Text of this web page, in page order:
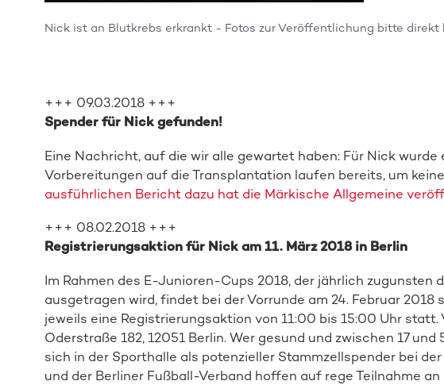
Nick ist an Blutkrebs erkrankt - Fotos zur Veröffentlichung bitte
+++ 09.03.2018 +++
Spender für Nick gefunden!
Eine Nachricht, auf die wir alle gewartet haben: Für Nick
Vorbereitungen auf die Transplantation laufen bereits, um
ausführlichen Bericht dazu hat die Märkische Allgemeine
+++ 08.02.2018 +++
Registrierungsaktion für Nick am 11. März 2018 in Berlin
Im Rahmen des E-Junioren-Cups 2018, der jährlich zugunsten
ausgetragen wird, findet bei der Vorrunde am 24. Februar 2018
jeweils eine Registrierungsaktion von 11:00 bis 15:00 Uhr
Oderstraße 182, 12051 Berlin. Wer gesund und zwischen 17
sich in der Sporthalle als potenzieller Stammzellspender bei
und der Berliner Fußball-Verband hoffen auf rege Teilnahme